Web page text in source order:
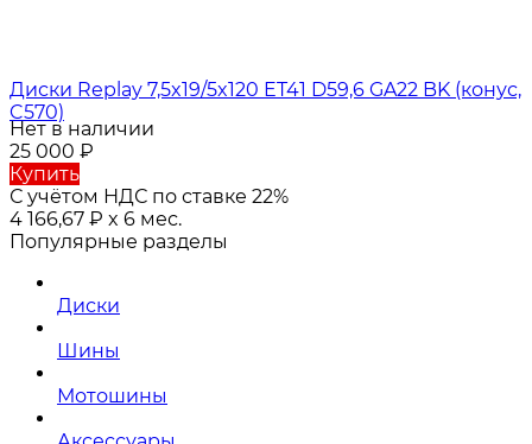
Диски Replay 7,5x19/5x120 ET41 D59,6 GA22 BK (конус,
C570)
Нет в наличии
25 000 ₽
Купить
С учётом НДС по ставке 22%
4 166,67 ₽ x 6 мес.
Популярные разделы
Диски
Шины
Мотошины